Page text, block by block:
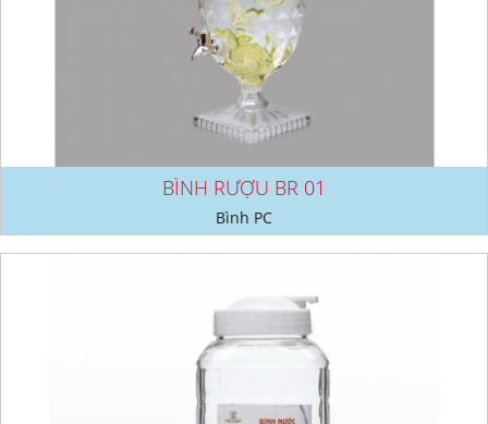
BÌNH RƯỢU BR 01
Bình PC